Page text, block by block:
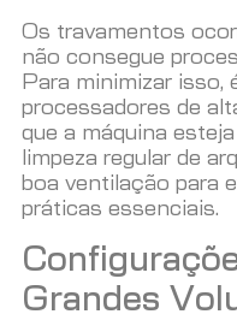
Os travamentos
não consegue
Para minimizar isso,
processadores de
que a máquina
limpeza regular de
boa ventilação para
práticas essenciais.
Grandes